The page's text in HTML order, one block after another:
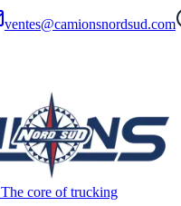
ventes@camionsnordsud.com
The core of trucking